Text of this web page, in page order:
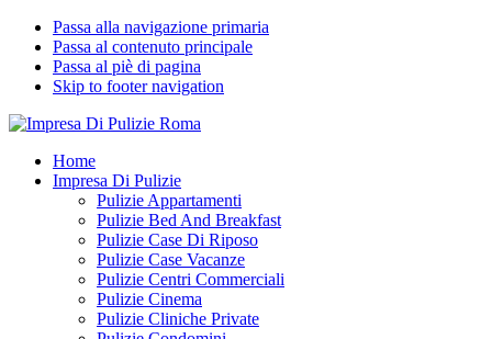
Passa alla navigazione primaria
Passa al contenuto principale
Passa al piè di pagina
Skip to footer navigation
Impresa Di Pulizie Roma
✅ Abitazioni e Attività Commerciali
Home
Impresa Di Pulizie
Pulizie Appartamenti
Pulizie Bed And Breakfast
Pulizie Case Di Riposo
Pulizie Case Vacanze
Pulizie Centri Commerciali
Pulizie Cinema
Pulizie Cliniche Private